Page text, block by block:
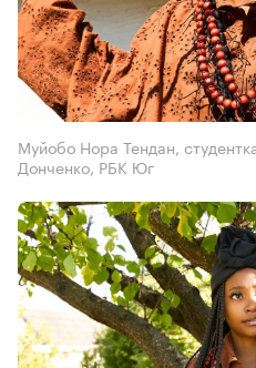
Муйобо Нора Тендан,
Донченко, РБК Юг